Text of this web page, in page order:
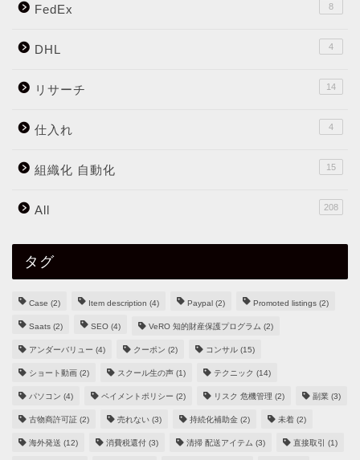
FedEx 8
DHL 4
リサーチ 14
仕入れ 4
組織化 自動化 15
All 208
タグ
Case (2) Item description (4) Paypal (2) Promoted listings (2)
Saats (2) SEO (4) VeRO 知的財産保護プログラム (2)
アンダーバリュー (4) クーポン (2) コンサル (15)
ショート動画 (2) スクール生の声 (1) テクニック (14)
パソコン (4) ペイメントポリシー (2) リスク 危機管理 (2) 副業 (3)
古物商許可証 (2) 売れない (3) 持続化補助金 (2) 未着 (2)
海外発送 (12) 消費税還付 (3) 清掃 配送アイテム (3) 直接取引 (1)